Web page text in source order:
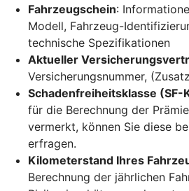
Fahrzeugschein:
Modell, Fahrzeug-
technische Spezifikationen
Aktueller
Versicherungsnummer,
Schadenfreiheitsklasse (SF-
für die Berechnung der
vermerkt, können Sie diese
erfragen.
Kilometerstand Ihres
Berechnung der jährlichen